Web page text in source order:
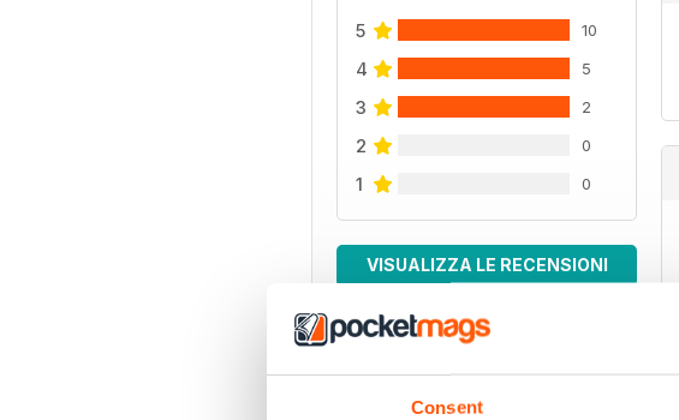
Consent
5 10
4 5
3 2
2 0
1 0
VISUALIZZA LE RECENSIONI